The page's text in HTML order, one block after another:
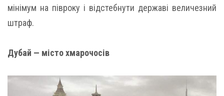
мінімум на півроку і відстебнути державі величезний
штраф.
Дубай — місто хмарочосів